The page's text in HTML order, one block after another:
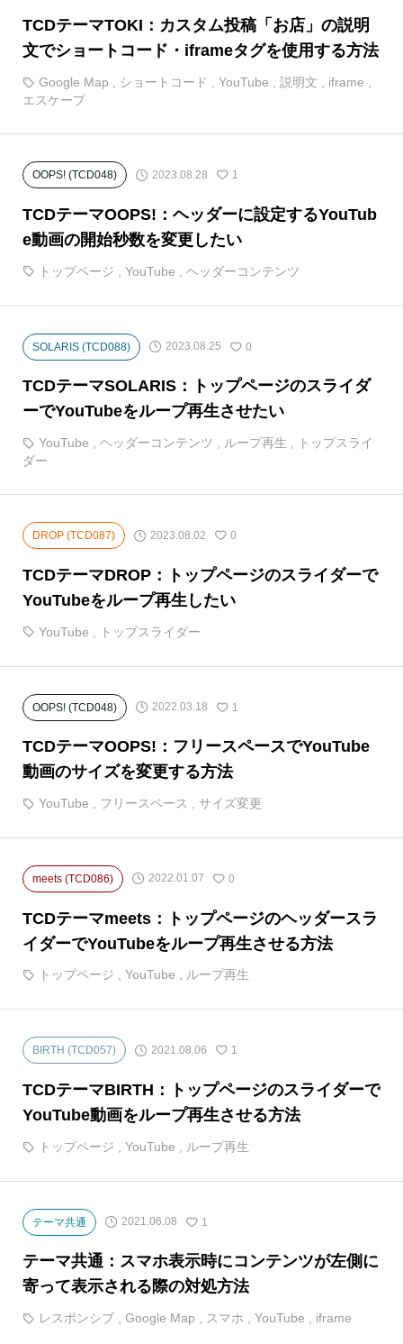
TCDテーマTOKI：カスタム投稿「お店」の説明
文でショートコード・iframeタグを使用する方法
Google Map , ショートコード , YouTube , 説明文 , iframe ,
エスケープ
OOPS! (TCD048) 2023.08.28 1
TCDテーマOOPS!：ヘッダーに設定するYouTub
e動画の開始秒数を変更したい
トップページ YouTube ヘッダーコンテンツ
SOLARIS (TCD088) 2023.08.25 0
TCDテーマSOLARIS：トップページのスライダ
ーでYouTubeをループ再生させたい
YouTube ヘッダーコンテンツ ループ再生
トップスライ
ダー
DROP (TCD087) 2023.08.02 0
TCDテーマDROP：トップページのスライダーで
YouTubeをループ再生したい
YouTube トップスライダー
OOPS! (TCD048) 2022.03.18 1
TCDテーマOOPS!：フリースペースでYouTube
動画のサイズを変更する方法
YouTube フリースペース サイズ変更
meets (TCD086) 2022.01.07 0
TCDテーマmeets：トップページのヘッダースラ
イダーでYouTubeをループ再生させる方法
トップページ , YouTube , ループ再生
BIRTH (TCD057) 2021.08.06 1
TCDテーマBIRTH：トップページのスライダーで
YouTube動画をループ再生させる方法
トップページ YouTube ループ再生
テーマ共通 2021.06.08 1
テーマ共通：スマホ表示時にコンテンツが左側に
寄って表示される際の対処方法
レスポンシブ , Google Map , スマホ , YouTube , iframe